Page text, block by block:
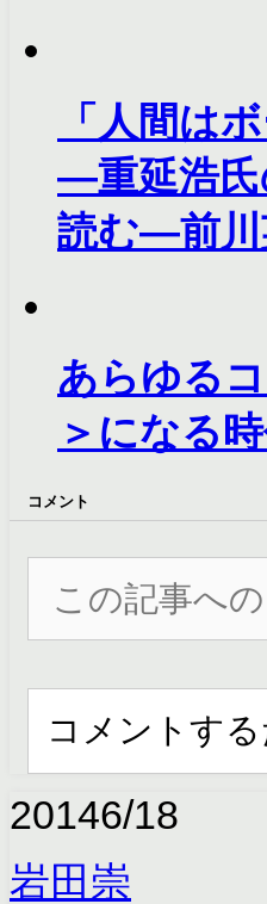
「人間は
―重延浩氏
読む―前川
あらゆる
＞になる
コメント
この記事へ
コメントす
20146/18
岩田崇